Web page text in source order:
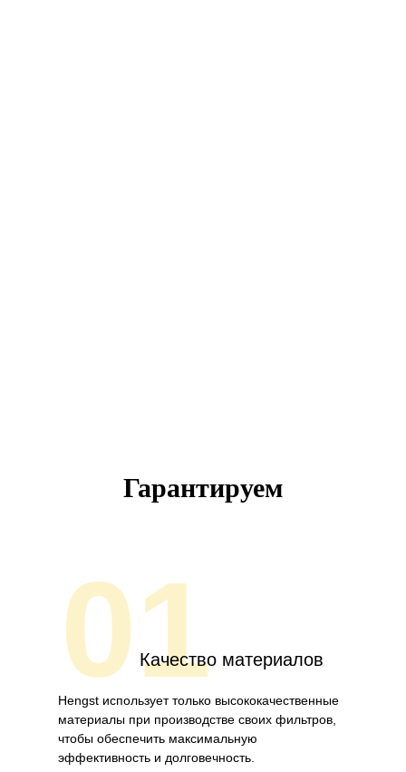
Гарантируем
01Качество материалов
Hengst использует только высококачественные
материалы при производстве своих фильтров,
чтобы обеспечить максимальную
эффективность и долговечность.